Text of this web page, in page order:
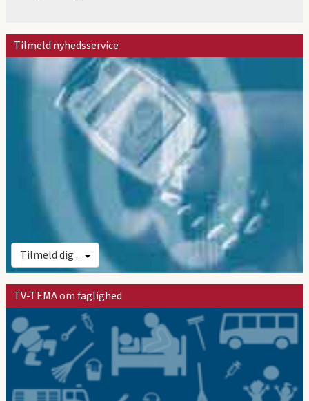
Tilmeld nyhedsservice
Tilmeld dig ...
TV-TEMA om faglighed